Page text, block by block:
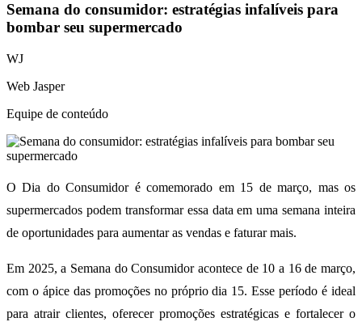
Semana do consumidor: estratégias infalíveis para
bombar seu supermercado
WJ
Web Jasper
Equipe de conteúdo
O Dia do Consumidor é comemorado em 15 de março, mas os
supermercados podem transformar essa data em uma semana inteira
de oportunidades para aumentar as vendas e faturar mais.
Em 2025, a Semana do Consumidor acontece de 10 a 16 de março,
com o ápice das promoções no próprio dia 15. Esse período é ideal
para atrair clientes, oferecer promoções estratégicas e fortalecer o